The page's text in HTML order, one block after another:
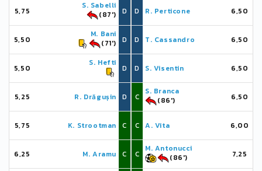
5,75
S. Sabelli
(87')
D
5,50
M. Bani
(71')
D
5,50
S. Hefti
D
5,25 R. Drăgușin D
5,75 K. Strootman C
6,25 M. Aramu C
D R. Perticone 6,50
D T. Cassandro 6,50
D S. Visentin 6,50
C
S. Branca
(86')
6,50
C A. Vita 6,00
C
M. Antonucci
(86')
7,25